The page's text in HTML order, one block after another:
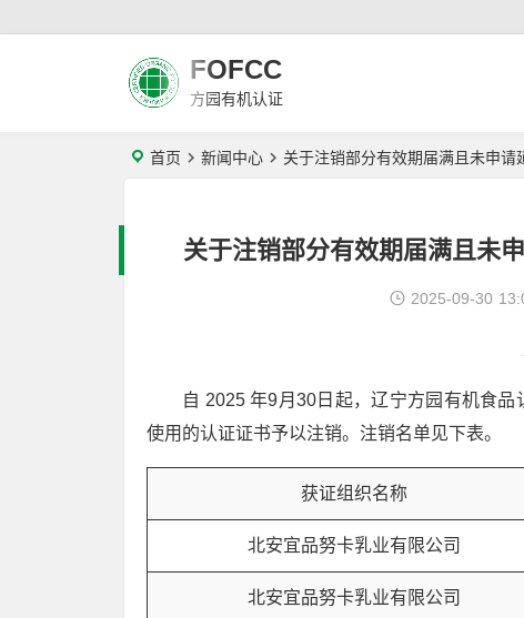
FOFCC
方园有机认证
首页 新闻中心 关于注销部分有效期届满且未申
关于注销部分有效期届满且未
2025-09-30
自 2025 年9月30日起，辽宁方园有机食
使用的认证证书予以注销。注销名单见下表。
获证组织名称
北安宜品努卡乳业有限公司
北安宜品努卡乳业有限公司